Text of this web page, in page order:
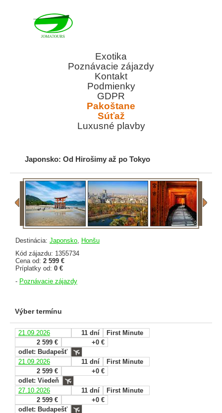
Exotika
Poznávacie zájazdy
Kontakt
Podmienky
GDPR
Pakoštane
Súťaž
Luxusné plavby
Japonsko: Od Hirošimy až po Tokyo
Destinácia: Japonsko, Honšu
Kód zájazdu: 1355734
Cena od: 2 599 €
Príplatky od: 0 €
- Poznávacie zájazdy
Výber termínu
21.09.2026 11 dní
First Minute
2 599 €
+0 €
odlet: Budapešť
21.09.2026
11 dní
First Minute
2 599 €
+0 €
odlet: Viedeň
27.10.2026
11 dní
First Minute
2 599 €
+0 €
odlet: Budapešť